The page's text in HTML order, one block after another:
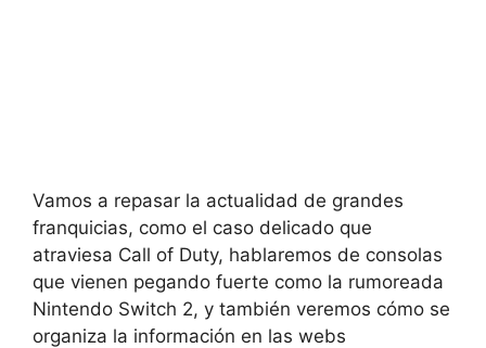
Vamos a repasar la actualidad de grandes
franquicias, como el caso delicado que
atraviesa Call of Duty, hablaremos de consolas
que vienen pegando fuerte como la rumoreada
Nintendo Switch 2, y también veremos cómo se
organiza la información en las webs